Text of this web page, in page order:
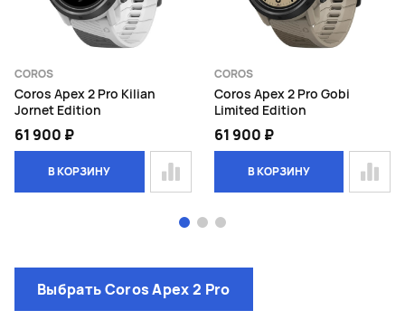
COROS
Coros Apex 2 Pro Kilian
Jornet Edition
61 900 ₽
В КОРЗИНУ
COROS
Coros Apex 2 Pro Gobi
Limited Edition
61 900 ₽
В КОРЗИНУ
Выбрать Coros Apex 2 Pro